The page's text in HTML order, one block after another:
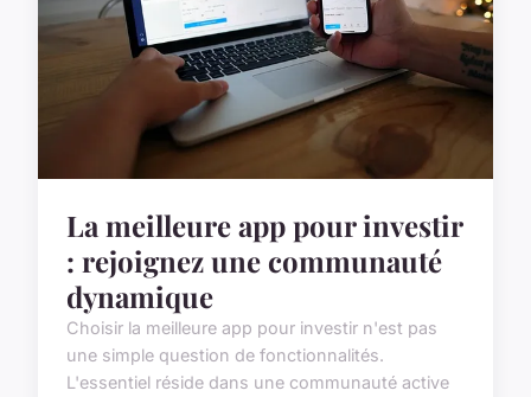
La meilleure app pour investir
: rejoignez une communauté
dynamique
Choisir la meilleure app pour investir n'est pas
une simple question de fonctionnalités.
L'essentiel réside dans une communauté active